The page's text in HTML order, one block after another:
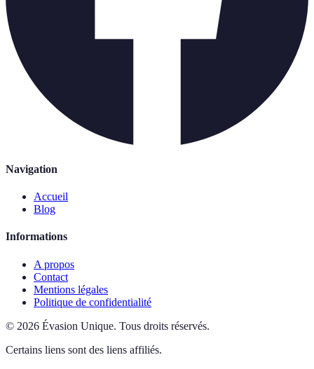
Navigation
Accueil
Blog
Informations
A propos
Contact
Mentions légales
Politique de confidentialité
© 2026 Évasion Unique. Tous droits réservés.
Certains liens sont des liens affiliés.